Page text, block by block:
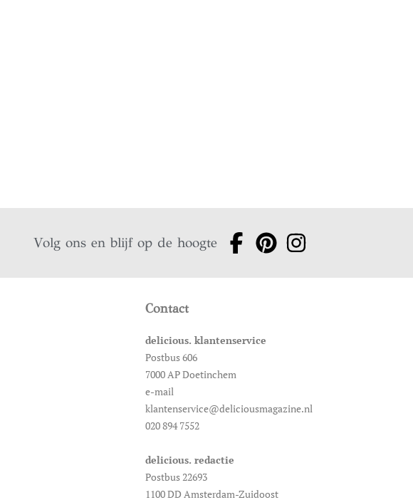
Volg ons en blijf op de hoogte
Contact
delicious. klantenservice
Postbus 606
7000 AP Doetinchem
e-mail
klantenservice@deliciousmagazine.nl
020 894 7552
delicious. redactie
Postbus 22693
1100 DD Amsterdam-Zuidoost